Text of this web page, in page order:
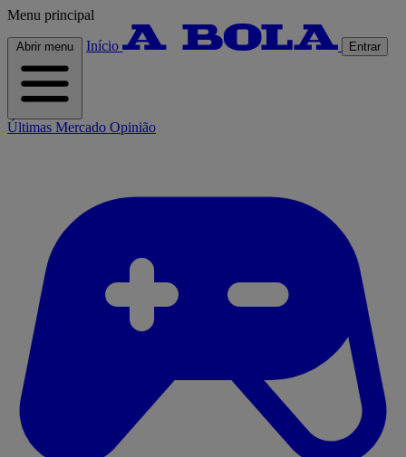
Menu principal
Abrir menu Início Entrar
Últimas Mercado Opinião